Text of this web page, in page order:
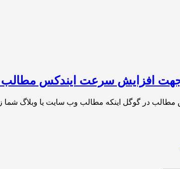
در گوگل اینکه مطالب وب سایت یا وبلاگ شما